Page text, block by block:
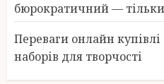
бюрократичний —
Переваги онлайн
наборів для творчості